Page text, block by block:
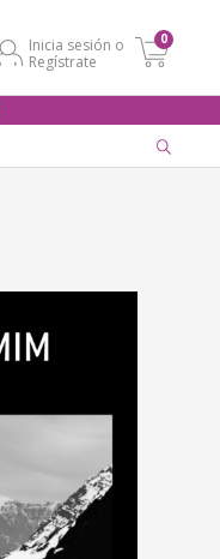
Inicia sesión o
Regístrate
0